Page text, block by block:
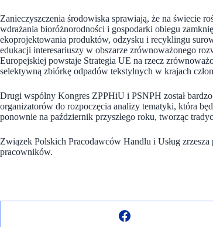
Zanieczyszczenia środowiska sprawiają, że na świecie
wdrażania bioróżnorodności i gospodarki obiegu
ekoprojektowania produktów, odzysku i recyklingu
edukacji interesariuszy w obszarze zrównoważonego
Europejskiej powstaje Strategia UE na rzecz
selektywną zbiórkę odpadów tekstylnych w krajach
Drugi wspólny Kongres ZPPHiU i PSNPH został
organizatorów do rozpoczęcia analizy tematyki, która
ponownie na październik przyszłego roku, tworząc
Związek Polskich Pracodawców Handlu i Usług
pracowników.